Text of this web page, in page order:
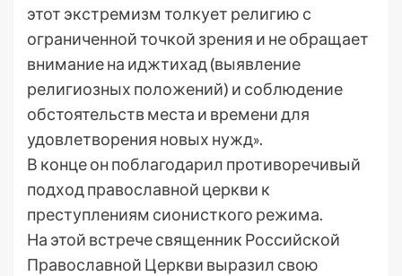
этот экстремизм толкует религию с
ограниченной точкой зрения и не обращает
внимание на иджтихад (выявление
религиозных положений) и соблюдение
обстоятельств места и времени для
удовлетворения новых нужд».
В конце он поблагодарил противоречивый
подход православной церкви к
преступлениям сионисткого режима.
На этой встрече священник Российской
Православной Церкви выразил свою